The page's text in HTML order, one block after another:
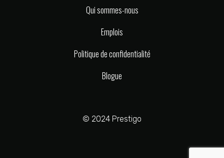
Qui sommes-nous
Emplois
Politique de confidentialité
Blogue
© 2024 Prestigo